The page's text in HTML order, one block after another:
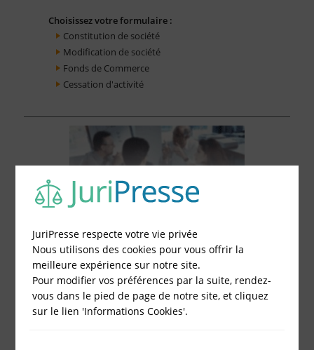
Choisissez votre formulaire :
Constitution de société
Modification de société
Fonds de Commerce
Cessation d'activité
JuriPresse respecte votre vie privée
Nous utilisons des cookies pour vous offrir la
meilleure expérience sur notre site.
Pour modifier vos préférences par la suite, rendez-
vous dans le pied de page de notre site, et cliquez
sur le lien 'Informations Cookies'.